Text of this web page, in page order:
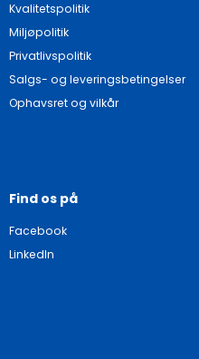
Kvalitetspolitik
Miljøpolitik
Privatlivspolitik
Salgs- og leveringsbetingelser
Ophavsret og vilkår
Find os på
Facebook
LinkedIn